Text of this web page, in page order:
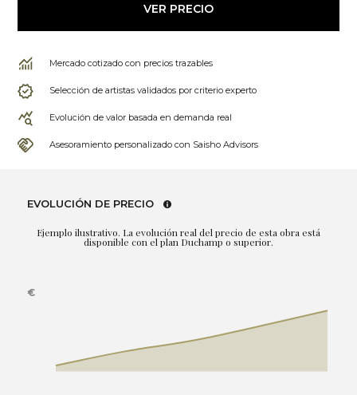
VER PRECIO
Mercado cotizado con precios trazables
Selección de artistas validados por criterio experto
Evolución de valor basada en demanda real
Asesoramiento personalizado con Saisho Advisors
EVOLUCIÓN DE PRECIO
Ejemplo ilustrativo. La evolución real del precio de esta obra está
disponible con el plan Duchamp o superior.